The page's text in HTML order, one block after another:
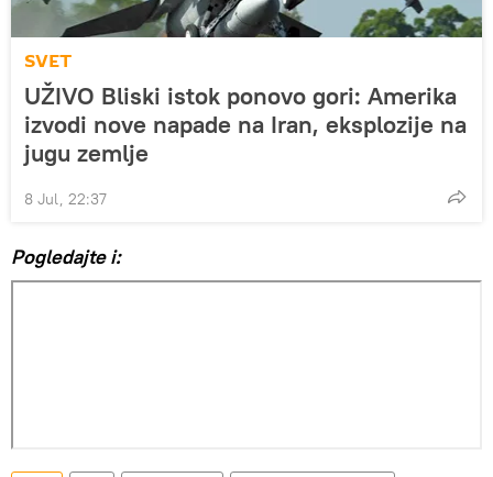
SVET
UŽIVO Bliski istok ponovo gori: Amerika
izvodi nove napade na Iran, eksplozije na
jugu zemlje
8 Jul, 22:37
Pogledajte i: